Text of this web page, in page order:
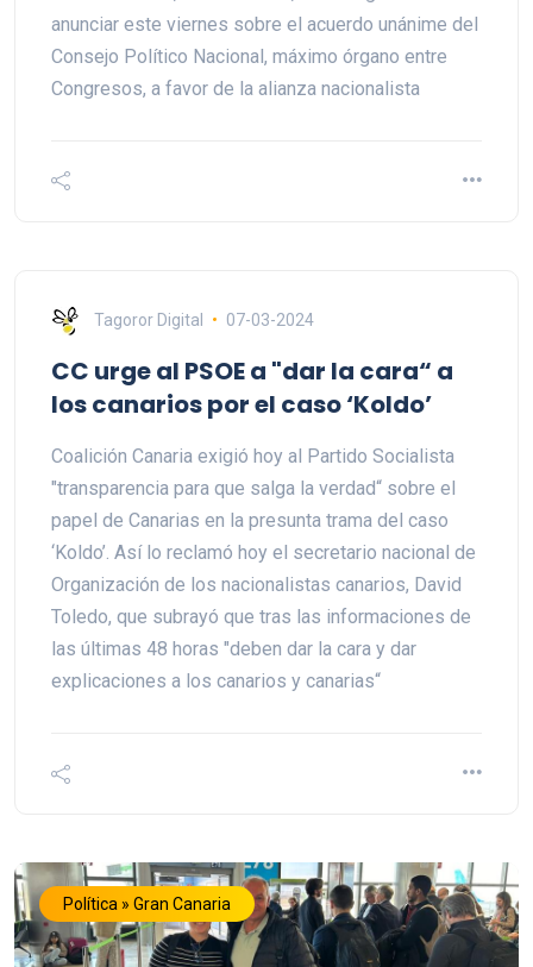
anunciar este viernes sobre el acuerdo unánime del
Consejo Político Nacional, máximo órgano entre
Congresos, a favor de la alianza nacionalista
Tagoror Digital 07-03-2024
CC urge al PSOE a "dar la cara“ a
los canarios por el caso ‘Koldo’
Coalición Canaria exigió hoy al Partido Socialista
"transparencia para que salga la verdad“ sobre el
papel de Canarias en la presunta trama del caso
‘Koldo’. Así lo reclamó hoy el secretario nacional de
Organización de los nacionalistas canarios, David
Toledo, que subrayó que tras las informaciones de
las últimas 48 horas "deben dar la cara y dar
explicaciones a los canarios y canarias“
Política » Gran Canaria